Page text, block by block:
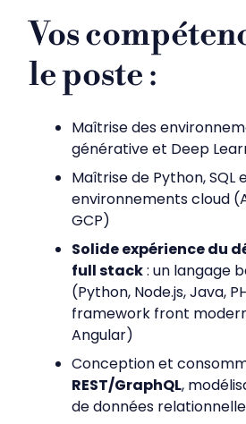
Vos
le poste :
Maîtrise des
générative et Deep
Maîtrise de Python, SQL
environnements cloud
GCP)
Solide expérience du
full stack: un langage
(Python, Node.js, Java,
framework front
Angular)
Conception et
REST/GraphQL,
de données